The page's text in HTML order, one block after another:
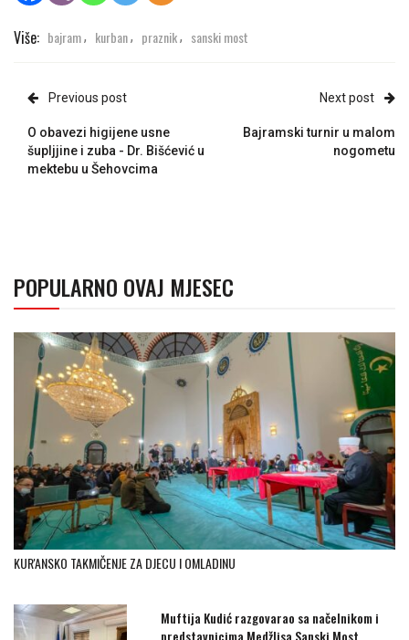
Više: bajram, kurban, praznik, sanski most
Previous post
O obavezi higijene usne
šupljjine i zuba - Dr. Bišćević u
mektebu u Šehovcima
Next post
Bajramski turnir u malom
nogometu
POPULARNO OVAJ MJESEC
KUR'ANSKO TAKMIČENJE ZA DJECU I OMLADINU
Muftija Kudić razgovarao sa načelnikom i
predstavnicima Medžlisa Sanski Most